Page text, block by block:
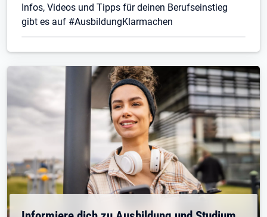
Infos, Videos und Tipps für deinen Berufseinstieg
gibt es auf #AusbildungKlarmachen